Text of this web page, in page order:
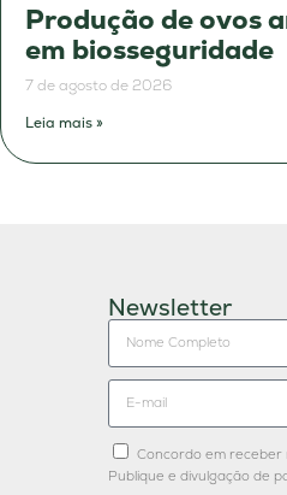
Produção de ovos
em biosseguridade
7 de agosto de 2026
Leia mais »
Newsletter
Concordo em receber
Publique e divulgação de